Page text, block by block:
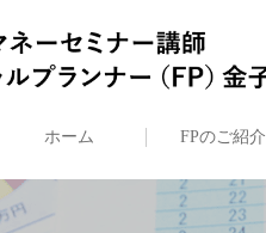
ホーム FPのご紹介